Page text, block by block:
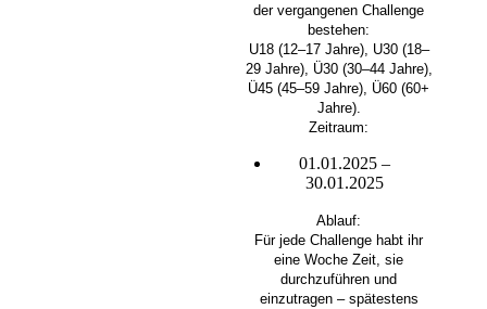
der vergangenen Challenge
bestehen:
U18 (12–17 Jahre), U30 (18–
29 Jahre), Ü30 (30–44 Jahre),
Ü45 (45–59 Jahre), Ü60 (60+
Jahre).
Zeitraum:
01.01.2025 –
30.01.2025
Ablauf:
Für jede Challenge habt ihr
eine Woche Zeit, sie
durchzuführen und
einzutragen – spätestens